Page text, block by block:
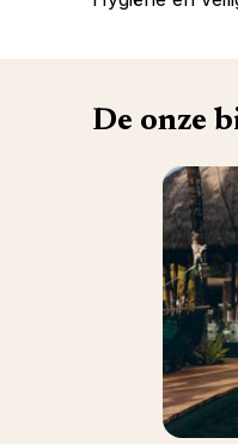
De onze